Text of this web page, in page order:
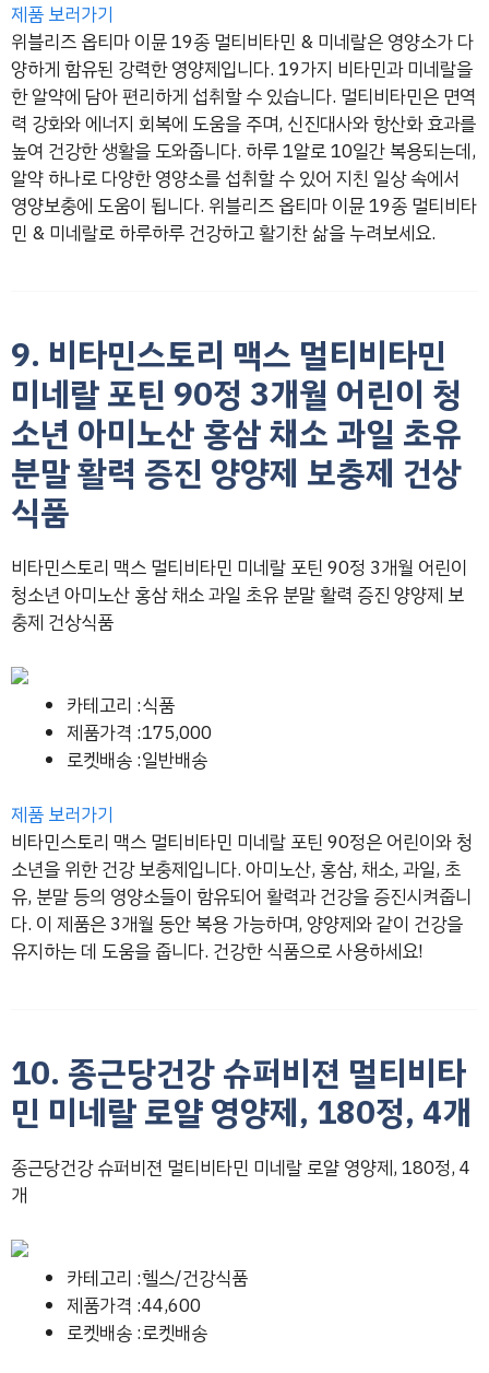
제품 보러가기
위블리즈 옵티마 이뮨 19종 멀티비타민 & 미네랄은 영양소가 다
양하게 함유된 강력한 영양제입니다. 19가지 비타민과 미네랄을
한 알약에 담아 편리하게 섭취할 수 있습니다. 멀티비타민은 면역
력 강화와 에너지 회복에 도움을 주며, 신진대사와 항산화 효과를
높여 건강한 생활을 도와줍니다. 하루 1알로 10일간 복용되는데,
알약 하나로 다양한 영양소를 섭취할 수 있어 지친 일상 속에서
영양보충에 도움이 됩니다. 위블리즈 옵티마 이뮨 19종 멀티비타
민 & 미네랄로 하루하루 건강하고 활기찬 삶을 누려보세요.
9. 비타민스토리 맥스 멀티비타민
미네랄 포틴 90정 3개월 어린이 청
소년 아미노산 홍삼 채소 과일 초유
분말 활력 증진 양양제 보충제 건상
식품
비타민스토리 맥스 멀티비타민 미네랄 포틴 90정 3개월 어린이
청소년 아미노산 홍삼 채소 과일 초유 분말 활력 증진 양양제 보
충제 건상식품
카테고리 :식품
제품가격 :175,000
로켓배송 :일반배송
제품 보러가기
비타민스토리 맥스 멀티비타민 미네랄 포틴 90정은 어린이와 청
소년을 위한 건강 보충제입니다. 아미노산, 홍삼, 채소, 과일, 초
유, 분말 등의 영양소들이 함유되어 활력과 건강을 증진시켜줍니
다. 이 제품은 3개월 동안 복용 가능하며, 양양제와 같이 건강을
유지하는 데 도움을 줍니다. 건강한 식품으로 사용하세요!
10. 종근당건강 슈퍼비젼 멀티비타
민 미네랄 로얄 영양제, 180정, 4개
종근당건강 슈퍼비젼 멀티비타민 미네랄 로얄 영양제, 180정, 4
개
카테고리 :헬스/건강식품
제품가격 :44,600
로켓배송 :로켓배송